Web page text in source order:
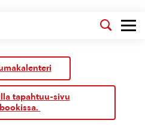
tapahtuu-sivu